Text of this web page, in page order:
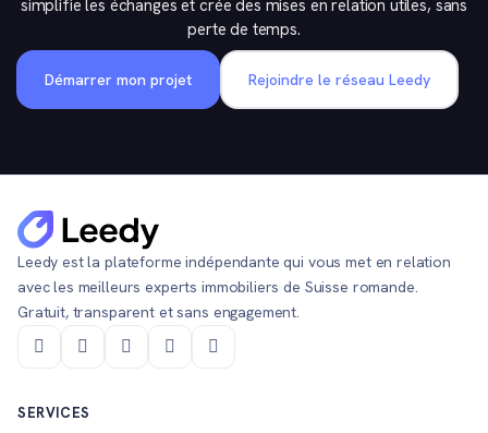
simplifie les échanges et crée des mises en relation utiles, sans
perte de temps.
Démarrer mon projet Rejoindre le réseau Leedy
Leedy est la plateforme indépendante qui vous met en relation
avec les meilleurs experts immobiliers de Suisse romande.
Gratuit, transparent et sans engagement.
SERVICES